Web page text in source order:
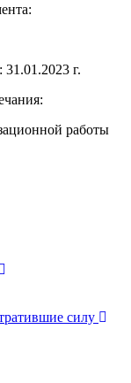
г.
работы
силу